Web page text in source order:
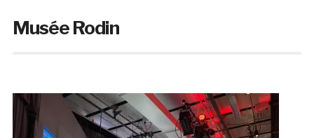
Musée Rodin